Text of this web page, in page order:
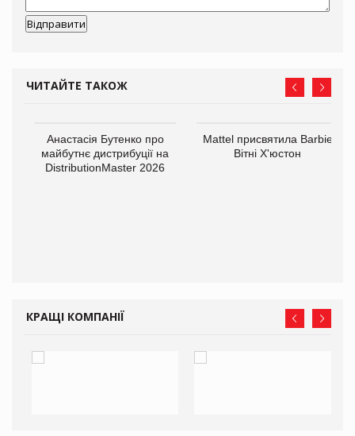
ЧИТАЙТЕ ТАКОЖ
Анастасія Бутенко про
майбутнє дистрибуції на
DistributionMaster 2026
Mattel присвятила Barbie
Вітні Х'юстон
КРАЩІ КОМПАНІЇ